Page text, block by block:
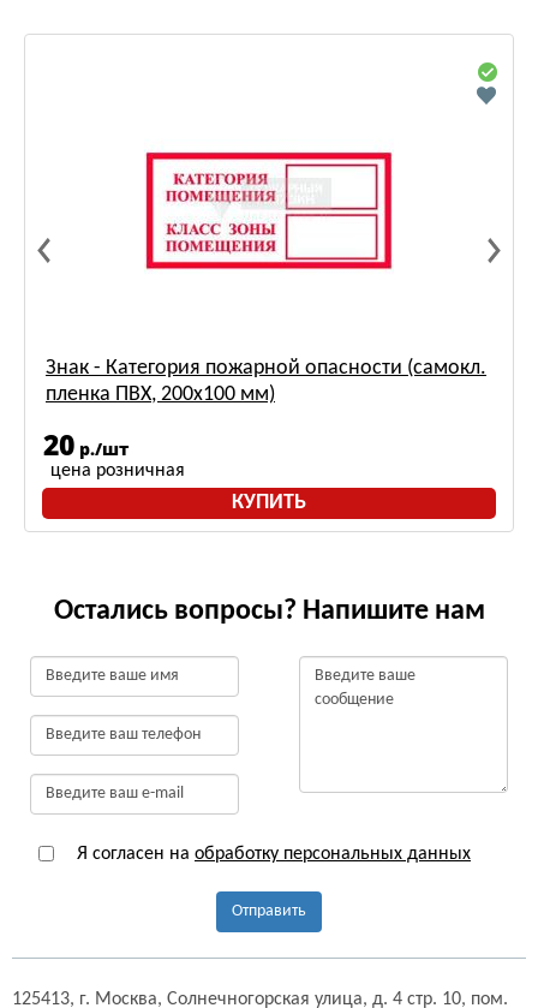
Знак - Категория пожарной опасности (самокл.
пленка ПВХ, 200х100 мм)
20 р./шт
цена розничная
КУПИТЬ
Остались вопросы? Напишите нам
Я согласен на обработку персональных данных
Отправить
125413, г. Москва, Солнечногорская улица, д. 4 стр. 10, пом.